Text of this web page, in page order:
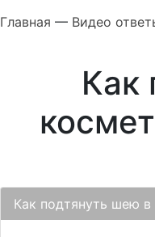
Главная — Видео
Как
Как подтянуть шею